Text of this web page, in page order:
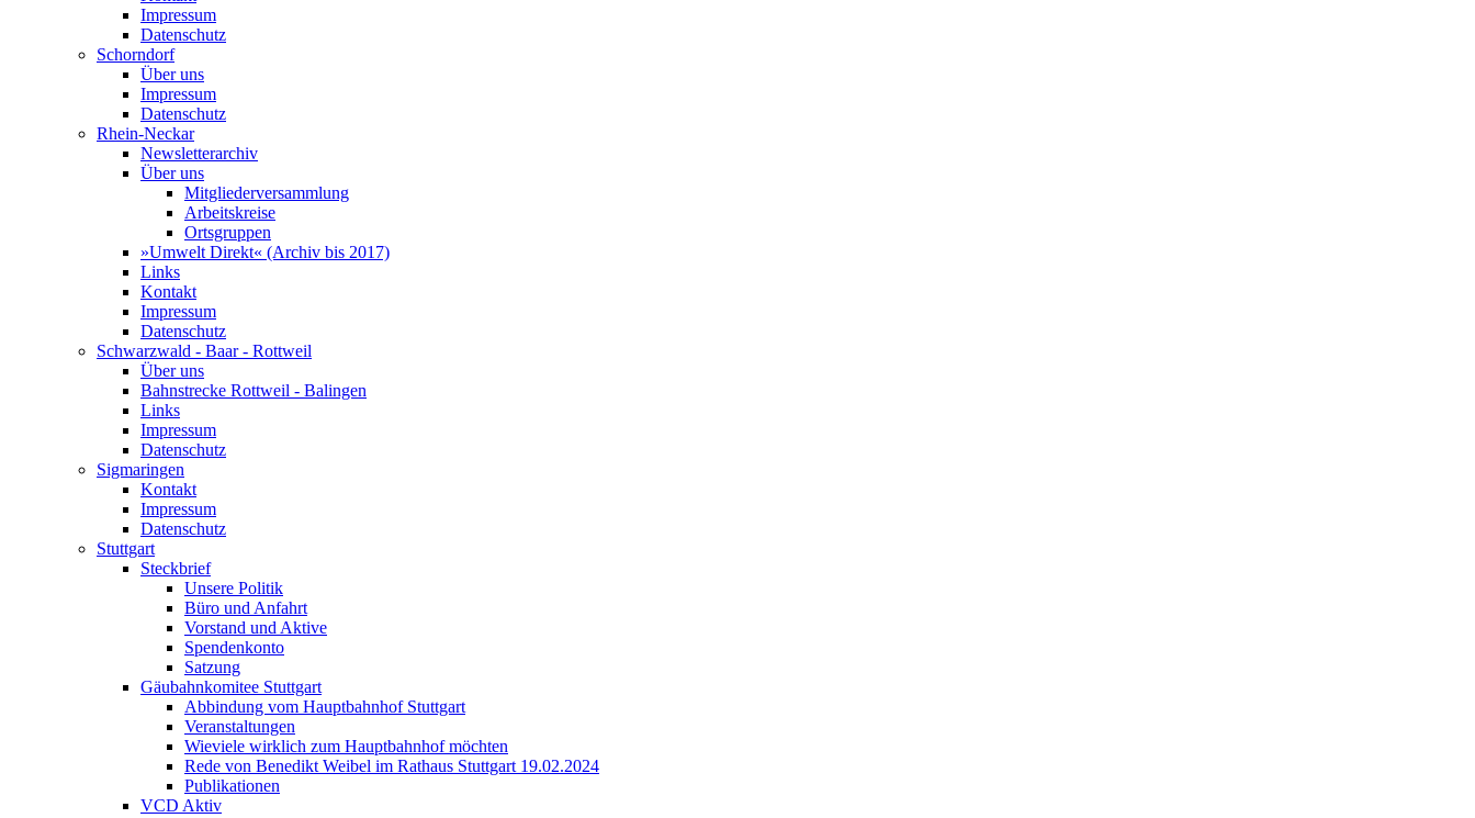
Impressum
Datenschutz
Schorndorf
Über uns
Impressum
Datenschutz
Rhein-Neckar
Newsletterarchiv
Über uns
Mitgliederversammlung
Arbeitskreise
Ortsgruppen
»Umwelt Direkt« (Archiv bis 2017)
Links
Kontakt
Impressum
Datenschutz
Schwarzwald - Baar - Rottweil
Über uns
Bahnstrecke Rottweil - Balingen
Links
Impressum
Datenschutz
Sigmaringen
Kontakt
Impressum
Datenschutz
Stuttgart
Steckbrief
Unsere Politik
Büro und Anfahrt
Vorstand und Aktive
Spendenkonto
Satzung
Gäubahnkomitee Stuttgart
Abbindung vom Hauptbahnhof Stuttgart
Veranstaltungen
Wieviele wirklich zum Hauptbahnhof möchten
Rede von Benedikt Weibel im Rathaus Stuttgart 19.02.2024
Publikationen
VCD Aktiv